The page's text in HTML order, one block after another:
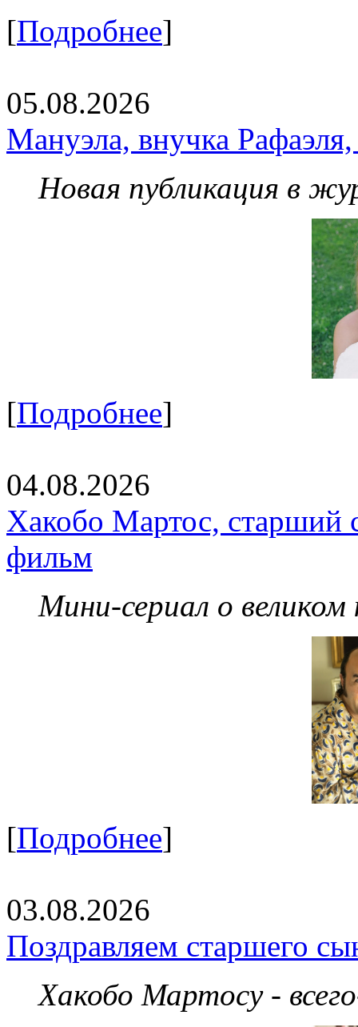
[Подробнее]
05.08.2026
Мануэла, внучка
Новая публикация в
[Подробнее]
04.08.2026
Хакобо Мартос, старший
фильм
Мини-сериал о великом
[Подробнее]
03.08.2026
Поздравляем старшего
Хакобо Мартосу -